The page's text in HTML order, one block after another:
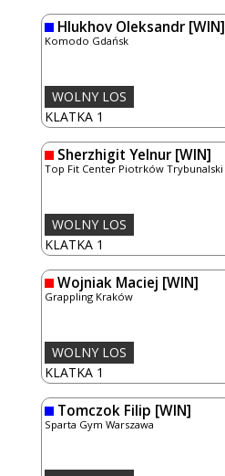
Hlukhov Oleksandr [WIN]
Komodo Gdańsk
KLATKA 1
WOLNY LOS
Sherzhigit Yelnur [WIN]
Top Fit Center Piotrków Trybunalski
KLATKA 1
WOLNY LOS
Wojniak Maciej [WIN]
Grappling Kraków
KLATKA 1
WOLNY LOS
Tomczok Filip [WIN]
Sparta Gym Warszawa